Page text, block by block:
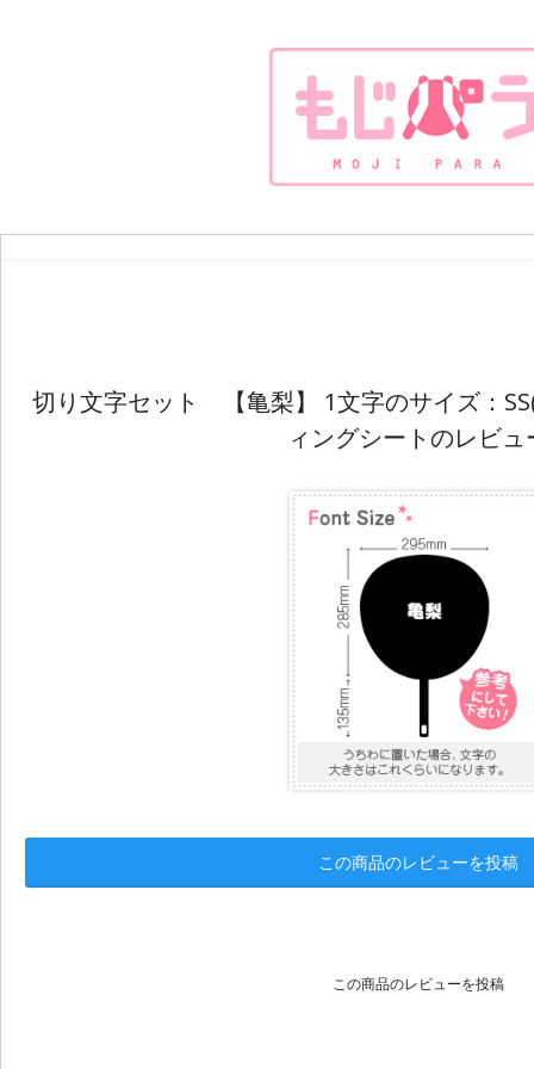
切り文字セット 【亀梨】 1文字のサイズ：
ィングシートのレビュ
この商品のレビューを投稿
この商品のレビューを投稿